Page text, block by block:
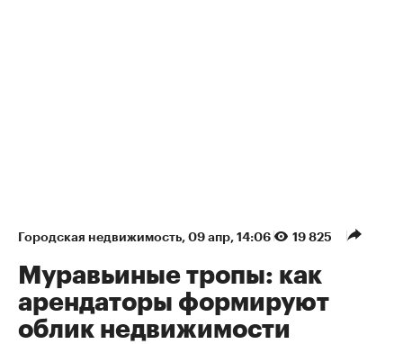
Городская недвижимость 09 апр, 14:06 19 825
Муравьиные тропы: как
арендаторы формируют
облик недвижимости